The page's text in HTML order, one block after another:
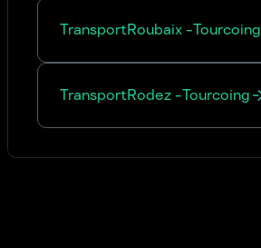
TransportRoubaix -Tourcoing
TransportRodez -Tourcoing